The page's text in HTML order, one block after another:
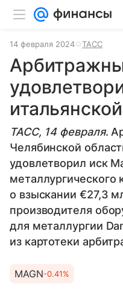
14 февраля 2024 ТАСС
ТАСС, 14 февраля.
Челябинской
удовлетворил иск
о взыскании €27,3
производителя
для металлургии
из картотеки
MAGN-0.41%